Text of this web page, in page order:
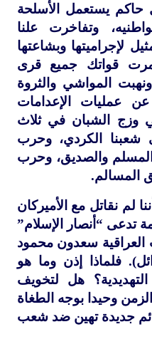
حاكم يستعمل الأسلحة
وتفاخرت علنا
لإجراميتها وبشاعتها
قواتك جميع قرى
المواشي والثروة
عن عمليات الإعدامات
وزج الشبان في ثلاث
الكردي، وحرب
المسلم والصديق، وحرب
المسالم.
لم نقاتل مع الأميركان
تدعى “أنصار الإسلام”
العراقية سعدون محمود
فلماذا إذن وما هو
هل لتخويف
وحيدا بوجه الطغاة
جديدة تهين ضد شعب